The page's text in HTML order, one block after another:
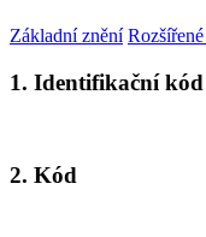
Základní znění
1. Identifikační kód
2. Kód